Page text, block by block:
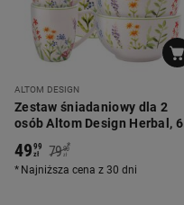
ALTOM DESIGN
Zestaw śniadaniowy dla 2
osób Altom Design Herbal, 6
elementów
4999
zł 79 90
zł
*
Najniższa cena z 30 dni